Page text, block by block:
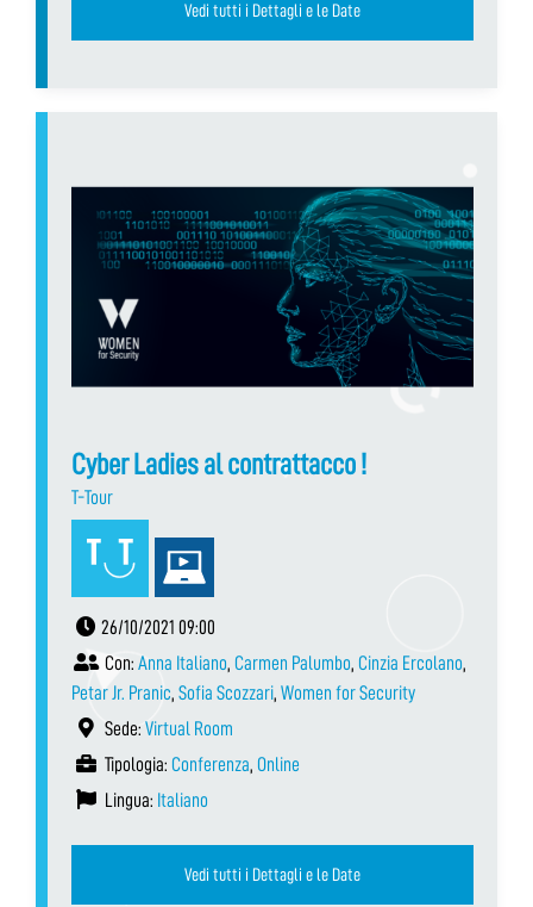
Vedi tutti i Dettagli e le Date
Cyber Ladies al contrattacco !
T-Tour
26/10/2021 09:00
Con: Anna Italiano, Carmen Palumbo, Cinzia Ercolano,
Petar Jr. Pranic, Sofia Scozzari, Women for Security
Sede: Virtual Room
Tipologia: Conferenza, Online
Lingua: Italiano
Vedi tutti i Dettagli e le Date